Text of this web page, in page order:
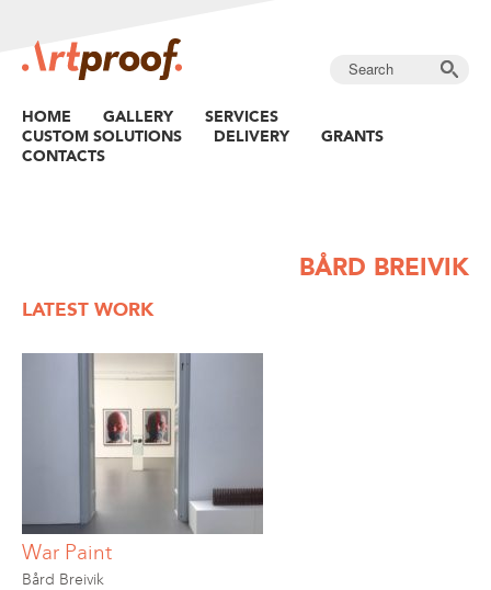
HOME GALLERY
SERVICES
CUSTOM SOLUTIONS
DELIVERY
GRANTS
CONTACTS
BÅRD BREIVIK
LATEST WORK
War Paint
Bård Breivik